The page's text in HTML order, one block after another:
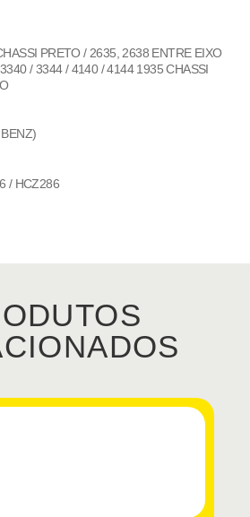
PRETO / 2635, 2638 ENTRE EIXO
/ 3344 / 4140 / 4144 1935 CHASSI
/ HCZ286